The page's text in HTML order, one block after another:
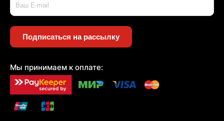
Подписаться на рассылку
Мы принимаем к оплате: